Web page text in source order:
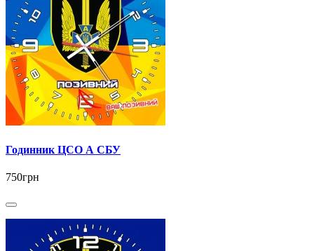
Годинник ЦСО А СБУ
750грн